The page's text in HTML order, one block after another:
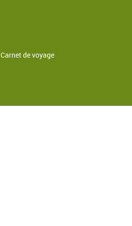
Carnet de voyage